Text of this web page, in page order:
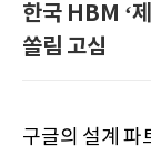
한국 HBM ‘
쏠림 고심
구글의 설계 파